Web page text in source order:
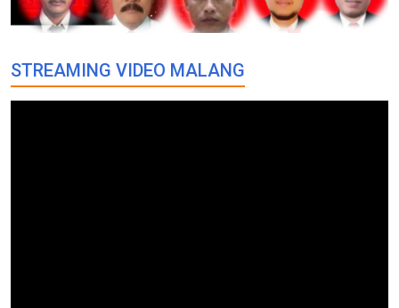
STREAMING VIDEO MALANG